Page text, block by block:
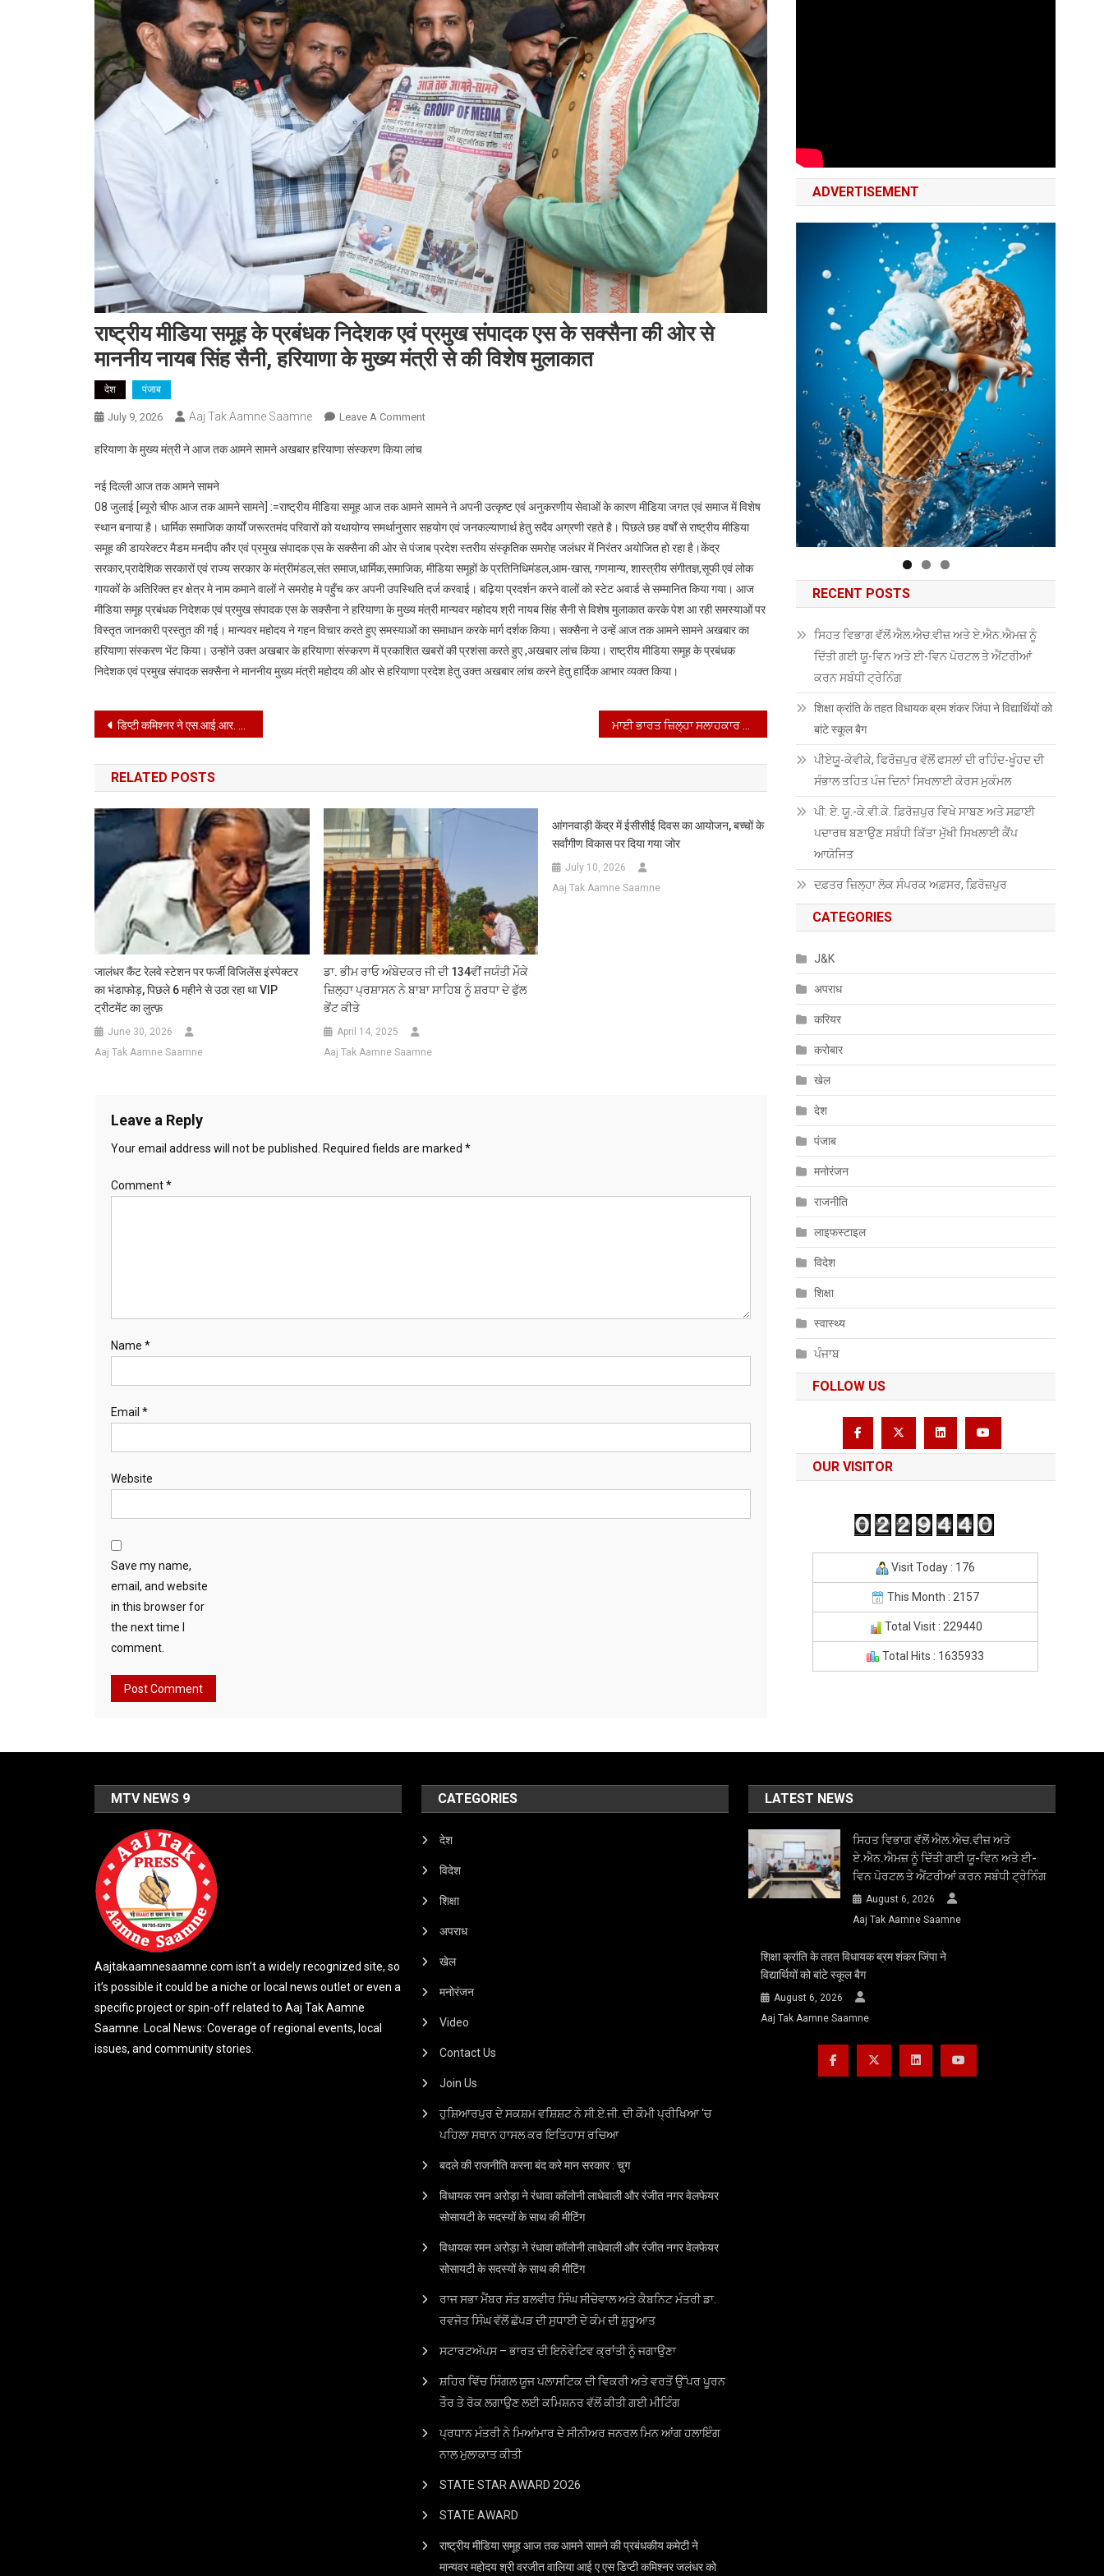
राष्ट्रीय मीडिया समूह के प्रबंधक निदेशक एवं प्रमुख संपादक एस के सक्सैना की ओर से
माननीय नायब सिंह सैनी, हरियाणा के मुख्य मंत्री से की विशेष मुलाकात
देश पंजाब
July 9, 2026 Aaj Tak Aamne Saamne Leave A CommentOn
प्रबंधक
निदेशक
एवं
प्रमुख
संपादक
एस
के
सक्सैना
की
ओर
हरियाणा
मुख्य
से
की
विशेष
मुलाकात
हरियाणा के मुख्य मंत्री ने आज तक आमने सामने अखबार हरियाणा संस्करण किया लांच
नई दिल्ली आज तक आमने सामने
08 जुलाई [ब्यूरो चीफ आज तक आमने सामने] :=राष्ट्रीय मीडिया समूह आज तक आमने सामने ने अपनी उत्कृष्ट एवं अनुकरणीय सेवाओं के कारण मीडिया जगत एवं समाज में विशेष
स्थान बनाया है। धार्मिक समाजिक कार्यों जरूरतमंद परिवारों को यथायोग्य समर्थानुसार सहयोग एवं जनकल्याणार्थ हेतु सदैव अग्रणी रहते है। पिछले छह वर्षों से राष्ट्रीय मीडिया
समूह की डायरेक्टर मैडम मनदीप कौर एवं प्रमुख संपादक एस के सक्सैना की ओर से पंजाब प्रदेश स्तरीय संस्कृतिक समरोह जलंधर में निरंतर अयोजित हो रहा है।केंद्र
सरकार,प्रादेशिक सरकारों एवं राज्य सरकार के मंत्रीमंडल,संत समाज,धार्मिक,समाजिक, मीडिया समूहों के प्रतिनिधिमंडल,आम-खास, गणमान्य, शास्त्रीय संगीतज्ञ,सूफी एवं लोक
गायकों के अतिरिक्त हर क्षेत्र मे नाम कमाने वालों ने समरोह मे पहुँच कर अपनी उपस्थिति दर्ज करवाई। बढ़िया प्रदर्शन करने वालों को स्टेट अवार्ड से सम्मानित किया गया। आज
मीडिया समूह प्रबंधक निदेशक एवं प्रमुख संपादक एस के सक्सैना ने हरियाणा के मुख्य मंत्री मान्यवर महोदय श्री नायब सिंह सैनी से विशेष मुलाकात करके पेश आ रही समस्याओं पर
विस्तृत जानकारी प्रस्तुत की गई। मान्यवर महोदय ने गहन विचार करते हुए समस्याओं का समाधान करके मार्ग दर्शक किया। सक्सैना ने उन्हें आज तक आमने सामने अखबार का
हरियाणा संस्करण भेंट किया। उन्होंने उक्त अखबार के हरियाणा संस्करण में प्रकाशित खबरों की प्रशंसा करते हुए ,अखबार लांच किया। राष्ट्रीय मीडिया समूह के प्रबंधक
निदेशक एवं प्रमुख संपादक सक्सैना ने माननीय मुख्य मंत्री महोदय की ओर से हरियाणा प्रदेश हेतु उक्त अखबार लांच करने हेतु हार्दिक आभार व्यक्त किया।
Post
navigation
डिप्टी कमिश्नर ने एस.आई.आर. के तहत 100% गणना और डिजिटाइजेशन का काम पूरा करने पर 2 बूथ लेवल अधिकारियों को किया सम्मानित
RELATED POSTS
जालंधर कैंट रेलवे स्टेशन पर फर्जी विजिलेंस इंस्पेक्टर
का भंडाफोड़, पिछले 6 महीने से उठा रहा था VIP
ट्रीटमेंट का लुत्फ़
June 30, 2026
Aaj Tak Aamne Saamne
ਡਾ. ਭੀਮ ਰਾਓ ਅੰਬੇਦਕਰ ਜੀ ਦੀ 134ਵੀਂ ਜਯੰਤੀ ਮੌਕੇ
ਜ਼ਿਲ੍ਹਾ ਪ੍ਰਸ਼ਾਸਨ ਨੇ ਬਾਬਾ ਸਾਹਿਬ ਨੂੰ ਸ਼ਰਧਾ ਦੇ ਫੁੱਲ
ਭੇਂਟ ਕੀਤੇ
April 14, 2025
Aaj Tak Aamne Saamne
आंगनवाड़ी केंद्र में ईसीसीई दिवस का आयोजन, बच्चों के
सर्वांगीण विकास पर दिया गया जोर
July 10, 2026
Aaj Tak Aamne Saamne
Leave a Reply
Your email address will not be published. Required fields are marked *
Comment*
Name *
Email *
Website
Save my name,
email, and website
in this browser for
the next time I
comment.
ADVERTISEMENT
RECENT POSTS
ਸਿਹਤ ਵਿਭਾਗ ਵੱਲੋਂ ਐਲ.ਐਚ.ਵੀਜ਼ ਅਤੇ ਏ.ਐਨ.ਐਮਜ਼ ਨੂੰ
ਦਿੱਤੀ ਗਈ ਯੂ-ਵਿਨ ਅਤੇ ਈ-ਵਿਨ ਪੋਰਟਲ ਤੇ ਐਂਟਰੀਆਂ
ਕਰਨ ਸਬੰਧੀ ਟ੍ਰੇਨਿੰਗ
शिक्षा क्रांति के तहत विधायक ब्रम शंकर जिंपा ने विद्यार्थियों को
बांटे स्कूल बैग
ਪੀਏਯੂੑ-ਕੇਵੀਕੇ, ਫਿਰੋਜ਼ਪੁਰ ਵੱਲੋਂ ਫਸਲਾਂ ਦੀ ਰਹਿੰਦ-ਖੂੰਹਦ ਦੀ
ਸੰਭਾਲ ਤਹਿਤ ਪੰਜ ਦਿਨਾਂ ਸਿਖਲਾਈ ਕੋਰਸ ਮੁਕੰਮਲ
ਪੀ. ਏ. ਯੂ.-ਕੇ.ਵੀ.ਕੇ. ਫ਼ਿਰੋਜ਼ਪੁਰ ਵਿਖੇ ਸਾਬਣ ਅਤੇ ਸਫ਼ਾਈ
ਪਦਾਰਥ ਬਣਾਉਣ ਸਬੰਧੀ ਕਿੱਤਾ ਮੁੱਖੀ ਸਿਖਲਾਈ ਕੈਂਪ
ਆਯੋਜਿਤ
ਦਫ਼ਤਰ ਜ਼ਿਲ੍ਹਾ ਲੋਕ ਸੰਪਰਕ ਅਫ਼ਸਰ, ਫ਼ਿਰੋਜ਼ਪੁਰ
CATEGORIES
J&K
अपराध
करियर
करोबार
खेल
देश
पंजाब
मनोरंजन
राजनीति
लाइफस्टाइल
विदेश
शिक्षा
स्वास्थ्य
ਪੰਜਾਬ
FOLLOW US
OUR VISITOR
Visit Today : 176
This Month : 2157
Total Visit : 229440
Total Hits : 1635933
MTV NEWS 9
Aajtakaamnesaamne.com isn’t a widely recognized site, so
it’s possible it could be a niche or local news outlet or even a
specific project or spin-off related to Aaj Tak Aamne
Saamne. Local News: Coverage of regional events, local
issues, and community stories.
CATEGORIES
देश
विदेश
शिक्षा
अपराध
खेल
मनोरंजन
Video
Contact Us
Join Us
ਹੁਸ਼ਿਆਰਪੁਰ ਦੇ ਸਕਸ਼ਮ ਵਸ਼ਿਸ਼ਟ ਨੇ ਸੀ.ਏ.ਜੀ. ਦੀ ਕੌਮੀ ਪ੍ਰੀਖਿਆ ‘ਚ
ਪਹਿਲਾ ਸਥਾਨ ਹਾਸਲ ਕਰ ਇਤਿਹਾਸ ਰਚਿਆ
बदले की राजनीति करना बंद करे मान सरकार : चुग
विधायक रमन अरोड़ा ने रंधावा कॉलोनी लाधेवाली और रंजीत नगर वेलफेयर
सोसायटी के सदस्यों के साथ की मीटिंग
विधायक रमन अरोड़ा ने रंधावा कॉलोनी लाधेवाली और रंजीत नगर वेलफेयर
सोसायटी के सदस्यों के साथ की मीटिंग
ਰਾਜ ਸਭਾ ਮੈਂਬਰ ਸੰਤ ਬਲਵੀਰ ਸਿੰਘ ਸੀਚੇਵਾਲ ਅਤੇ ਕੈਬਨਿਟ ਮੰਤਰੀ ਡਾ.
ਰਵਜੋਤ ਸਿੰਘ ਵੱਲੋਂ ਛੱਪੜ ਦੀ ਸੁਧਾਈ ਦੇ ਕੰਮ ਦੀ ਸ਼ੁਰੂਆਤ
ਸਟਾਰਟਅੱਪਸ – ਭਾਰਤ ਦੀ ਇਨੋਵੇਟਿਵ ਕ੍ਰਾਂਤੀ ਨੂੰ ਜਗਾਉਣਾ
ਸ਼ਹਿਰ ਵਿੱਚ ਸਿੰਗਲ ਯੂਜ ਪਲਾਸਟਿਕ ਦੀ ਵਿਕਰੀ ਅਤੇ ਵਰਤੋਂ ਉੱਪਰ ਪੂਰਨ
ਤੌਰ ਤੇ ਰੋਕ ਲਗਾਉਣ ਲਈ ਕਮਿਸ਼ਨਰ ਵੱਲੋਂ ਕੀਤੀ ਗਈ ਮੀਟਿੰਗ
ਪ੍ਰਧਾਨ ਮੰਤਰੀ ਨੇ ਮਿਆਂਮਾਰ ਦੇ ਸੀਨੀਅਰ ਜਨਰਲ ਮਿਨ ਆਂਗ ਹਲਾਇੰਗ
ਨਾਲ ਮੁਲਾਕਾਤ ਕੀਤੀ
STATE STAR AWARD 2O26
STATE AWARD
राष्ट्रीय मीडिया समूह आज तक आमने सामने की प्रबंधकीय कमेटी ने
मान्यवर महोदय श्री वरजीत वालिया आई ए एस डिप्टी कमिश्नर जलंधर को
LATEST NEWS
ਸਿਹਤ ਵਿਭਾਗ ਵੱਲੋਂ ਐਲ.ਐਚ.ਵੀਜ਼ ਅਤੇ
ਏ.ਐਨ.ਐਮਜ਼ ਨੂੰ ਦਿੱਤੀ ਗਈ ਯੂ-ਵਿਨ ਅਤੇ ਈ-
ਵਿਨ ਪੋਰਟਲ ਤੇ ਐਂਟਰੀਆਂ ਕਰਨ ਸਬੰਧੀ ਟ੍ਰੇਨਿੰਗ
August 6, 2026
Aaj Tak Aamne Saamne
शिक्षा क्रांति के तहत विधायक ब्रम शंकर जिंपा ने
विद्यार्थियों को बांटे स्कूल बैग
August 6, 2026
Aaj Tak Aamne Saamne